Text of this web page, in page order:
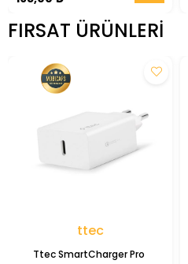
FIRSAT ÜRÜNLERI
ttec
Ttec SmartCharger Pro